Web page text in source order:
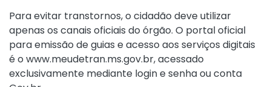
Para evitar transtornos, o cidadão deve utilizar
apenas os canais oficiais do órgão. O portal oficial
para emissão de guias e acesso aos serviços digitais
é o www.meudetran.ms.gov.br, acessado
exclusivamente mediante login e senha ou conta